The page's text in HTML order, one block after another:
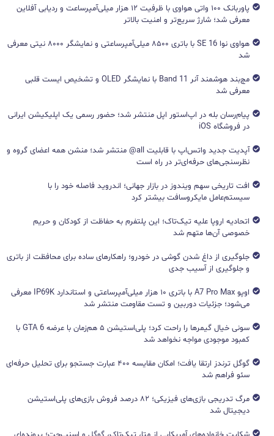
پاوربانک ۱۰۰ واتی هواوی با ظرفیت ۱۲ هزار میلی‌آمپرساعت و ردیابی آفلاین
معرفی شد؛ شارژ سریع‌تر و امنیت بالاتر
هواوی نوا 16 SE با باتری ۸۵۰۰ میلی‌آمپرساعتی و نمایشگر ۸۰۰۰ نیتی معرفی
شد
مچ‌بند هوشمند آنر Band 11 با نمایشگر OLED و تشخیص ایست قلبی
معرفی شد
پیام‌رسان بله در اپ‌استور اپل منتشر شد؛ حضور رسمی یک اپلیکیشن ایرانی
در فروشگاه iOS
آپدیت جدید واتس‌اپ با قابلیت all@ منتشر شد؛ منشن همه اعضای گروه و
نظرسنجی‌های حرفه‌ای‌تر در راه است
افت تاریخی سهم ویندوز در بازار جهانی؛ اندروید فاصله خود را با
سیستم‌عامل مایکروسافت بیشتر کرد
اتحادیه اروپا علیه تیک‌تاک؛ این پلتفرم به حفاظت از کودکان و حریم
خصوصی آن‌ها متهم شد
جلوگیری از داغ شدن گوشی در خودرو؛ راهکارهای ساده برای محافظت از باتری
و جلوگیری از آسیب جدی
اوپو A7 Pro Max با باتری ۱۰ هزار میلی‌آمپرساعتی و استاندارد IP69K معرفی
می‌شود؛ جزئیات دوربین و تست مقاومت منتشر شد
سونی خیال گیمرها را راحت کرد؛ پلی‌استیشن ۵ هم‌زمان با عرضه GTA 6 با
کمبود موجودی مواجه نخواهد شد
گوگل ترندز ارتقا یافت؛ امکان مقایسه ۴۰۰ عبارت جستجو برای تحلیل حرفه‌ای
سئو فراهم شد
مرگ تدریجی بازی‌های فیزیکی؛ ۸۲ درصد فروش بازی‌های پلی‌استیشن
دیجیتال شد